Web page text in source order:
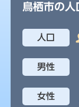
鳥栖市の人
人口
男性
女性